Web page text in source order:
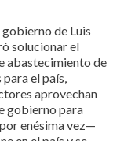
de Luis
solucionar el
abastecimiento de
el país,
aprovechan
gobierno para
enésima vez—